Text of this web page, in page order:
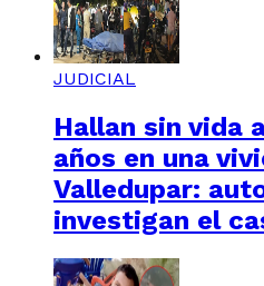
JUDICIAL
Hallan sin vida
años en una
Valledupar:
investigan el